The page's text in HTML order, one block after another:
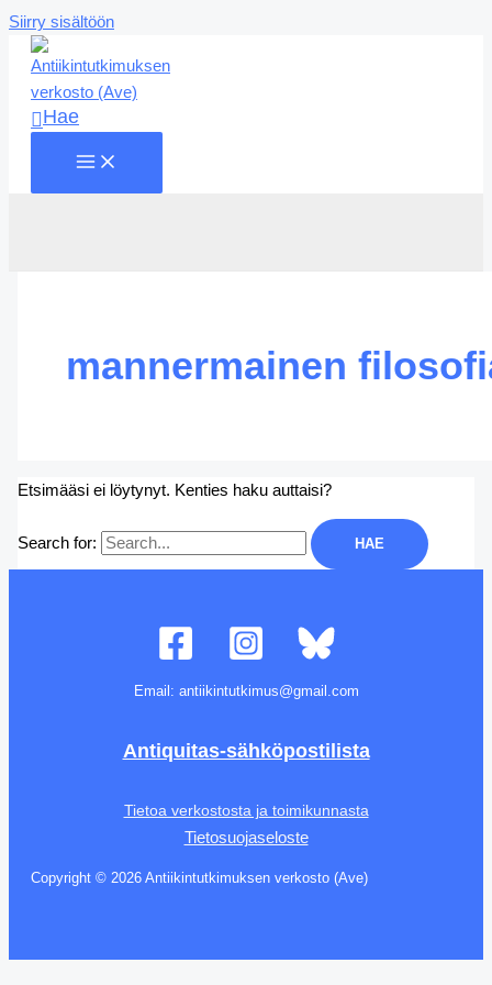
Siirry sisältöön
Hae
mannermainen
Etsimääsi ei löytynyt. Kenties haku auttaisi?
Search for:
Email: antiikintutkimus@gmail.com
Antiquitas-sähköpostilista
Tietoa verkostosta ja toimikunnasta
Tietosuojaseloste
Copyright © 2026 Antiikintutkimuksen verkosto (Ave)